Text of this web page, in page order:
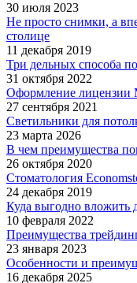
30 июля 2023
Не просто снимки, а
столице
11 декабря 2019
Три дельных способа
31 октября 2022
Оформление лицензии
27 сентября 2021
Светильники для
23 марта 2026
В чем преимущества
26 октября 2020
Стоматология
24 декабря 2019
Куда выгодно вложить
10 февраля 2022
Преимущества
23 января 2023
Особенности и
16 декабря 2025